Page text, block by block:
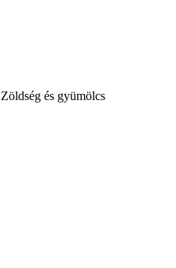
Zöldség és gyümölcs